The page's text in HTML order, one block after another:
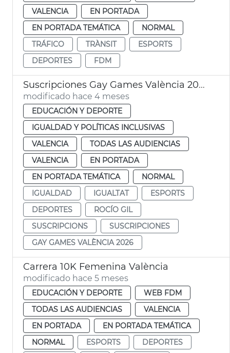
VALENCIA
EN PORTADA
EN PORTADA TEMÁTICA
NORMAL
TRÁFICO
TRÀNSIT
ESPORTS
DEPORTES
FDM
Suscripciones Gay Games València 2026
modificado hace 4 meses
EDUCACIÓN Y DEPORTE
IGUALDAD Y POLÍTICAS INCLUSIVAS
VALENCIA
TODAS LAS AUDIENCIAS
VALENCIA
EN PORTADA
EN PORTADA TEMÁTICA
NORMAL
IGUALDAD
IGUALTAT
ESPORTS
DEPORTES
ROCÍO GIL
SUSCRIPCIONS
SUSCRIPCIONES
GAY GAMES VALÈNCIA 2026
Carrera 10K Femenina València
modificado hace 5 meses
EDUCACIÓN Y DEPORTE
WEB FDM
TODAS LAS AUDIENCIAS
VALENCIA
EN PORTADA
EN PORTADA TEMÁTICA
NORMAL
ESPORTS
DEPORTES